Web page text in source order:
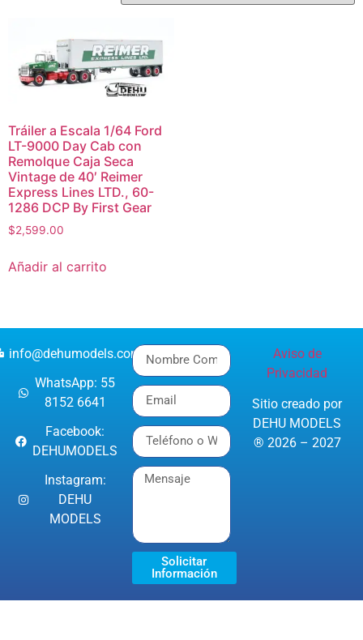
Tráiler a Escala 1/64 Ford
LT-9000 Day Cab con
Remolque Caja Seca
Vintage de 40′ Reimer
Express Lines LTD., 60-
1286 DCP By First Gear
$2,599.00
Añadir al carrito
info@dehumodels.com
WhatsApp: 55
8152 6641
Facebook:
DEHUMODELS
Instagram:
DEHU
MODELS
Solicitar
Información
Aviso de
Privacidad
Sitio creado por
DEHU MODELS
® 2026 – 2027